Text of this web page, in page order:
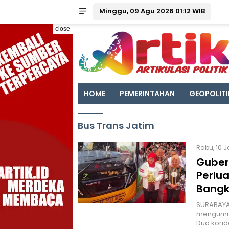
Minggu, 09 Agu 2026 01:12 WIB
close
HOME PEMERINTAHAN
Bus Trans Jatim
Rabu, 10
Dua